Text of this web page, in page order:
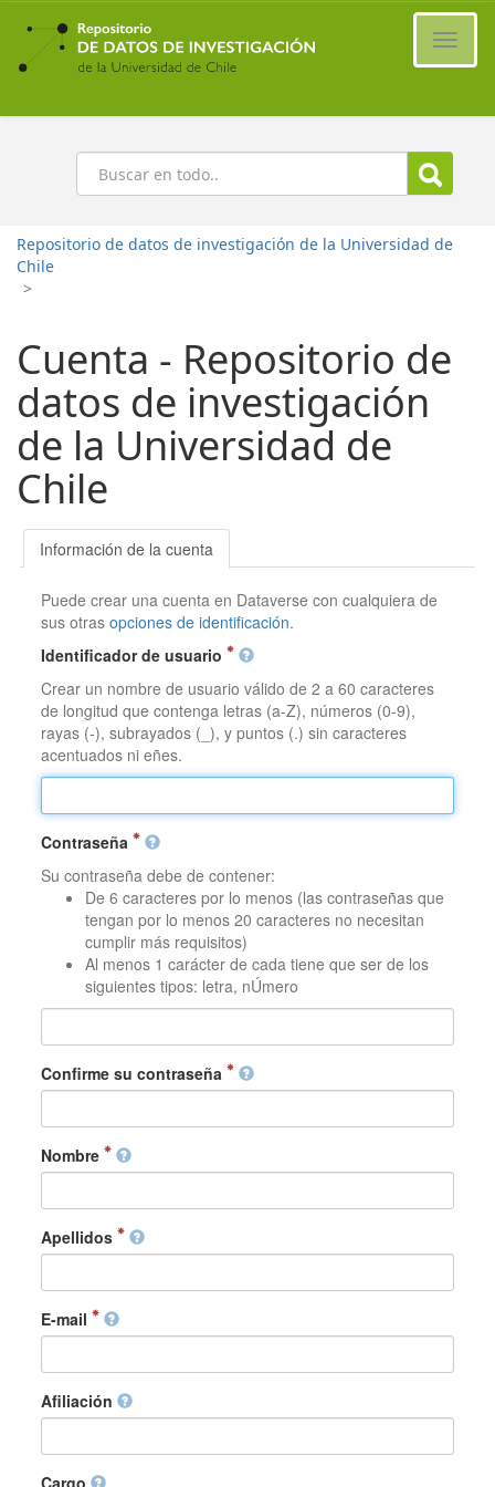
Ir
contenido
principal
Buscar
Repositorio de datos de investigación de la Universidad de
Chile
>
Cuenta - Repositorio de
datos de investigación
de la Universidad de
Chile
Información de la cuenta
Puede crear una cuenta en Dataverse con cualquiera de
sus otrasopciones de identificación.
Identificador de usuario
Crear un nombre de usuario válido de 2 a 60 caracteres
de longitud que contenga letras (a-Z), números (0-9),
rayas (-), subrayados (_), y puntos (.) sin caracteres
acentuados ni eñes.
Contraseña
Su contraseña debe de contener:
De 6 caracteres por lo menos (las contraseñas que
tengan por lo menos 20 caracteres no necesitan
cumplir más requisitos)
Al menos 1 carácter de cada tiene que ser de los
siguientes tipos: letra, nÚmero
Confirme su contraseña
Nombre
Apellidos
E-mail
Afiliación
Cargo